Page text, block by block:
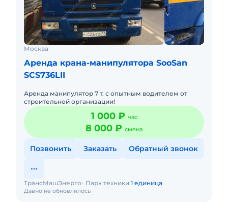
Москва
Аренда крана-манипулятора SooSan
SCS736LII
Аренда манипулятор 7 т. с опытным водителем от
строительной организации!
1 000 ₽ час
8 000 ₽ смена
Позвонить Заказать Обратный звонок
Давно не обновлялось
ТрансМашЭнерго Парк техники:1 единица